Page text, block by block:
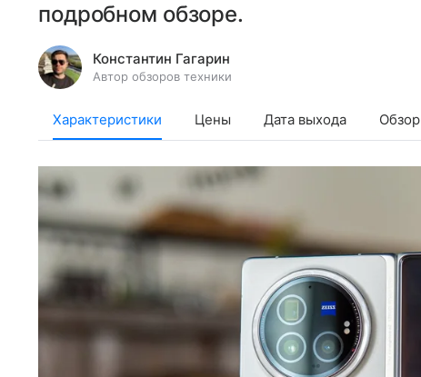
подробном обзоре.
Константин Гагарин
Автор обзоров техники
Характеристики Цены Дата выхода Обзор